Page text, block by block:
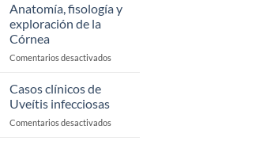
Ojo
Anatomía, fisología y
exploración de la
Córnea
Comentarios desactivadosen
de
Casos clínicos de
Uveítis infecciosas
Comentarios desactivadosen